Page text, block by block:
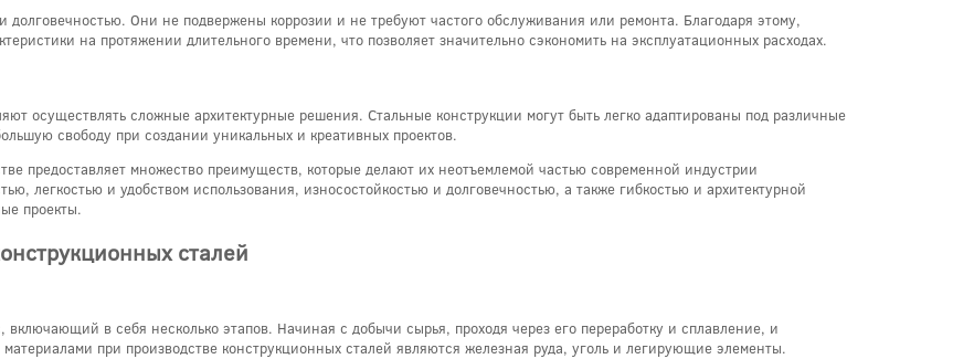
Они не подвержены коррозии и не требуют частого обслуживания или ремонта. Благодаря этому,
на протяжении длительного времени, что позволяет значительно сэкономить на эксплуатационных расходах.
осуществлять сложные архитектурные решения. Стальные конструкции могут быть легко адаптированы под различные
свободу при создании уникальных и креативных проектов.
предоставляет множество преимуществ, которые делают их неотъемлемой частью современной индустрии
легкостью и удобством использования, износостойкостью и долговечностью, а также гибкостью и архитектурной
проекты.
сталей
в себя несколько этапов. Начиная с добычи сырья, проходя через его переработку и сплавление, и
при производстве конструкционных сталей являются железная руда, уголь и легирующие элементы.